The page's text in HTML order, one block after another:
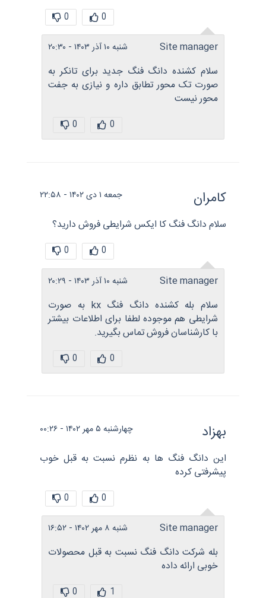
0
0
Site manager شنبه ۱۰ آذر ۱۴۰۳ - ۲۰:۳۰
سلام کشنده دانگ فنگ جدید برای تانکر به
صورت تک محور تطابق داره و نیازی به جفت
محور نیست
0
0
کامران جمعه ۱ دی ۱۴۰۲ - ۲۲:۵۸
سلام دانگ فنگ کا ایکس شرایطی فروش دارید؟
0
0
Site manager شنبه ۱۰ آذر ۱۴۰۳ - ۲۰:۲۹
سلام بله کشنده دانگ فنگ kx به صورت
شرایطی هم موجوده لطفا برای اطلاعات بیشتر
با کارشناسان فروش تماس بگیرید.
0
0
بهزاد چهارشنبه ۵ مهر ۱۴۰۲ - ۰۰:۲۶
این دانگ فنگ ها به نظرم نسبت به قبل خوب
پیشرفتی کرده
0
0
Site manager شنبه ۸ مهر ۱۴۰۲ - ۱۶:۵۲
بله شرکت دانگ فنگ نسبت به قبل محصولات
خوبی ارائه داده
1
0